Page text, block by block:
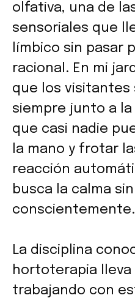
olfativa, una de
sensoriales que
límbico sin pasar
racional. En mi
que los visitantes
siempre junto a la
que casi nadie
la mano y frotar
reacción
busca la calma
conscientemente.
La disciplina
hortoterapia lleva
trabajando con